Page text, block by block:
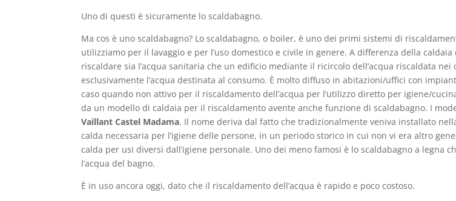
Uno di questi è sicuramente lo scaldabagno.
Ma cos è uno scaldabagno? Lo scaldabagno, o boiler, è uno dei primi sistemi di
utilizziamo per il lavaggio e per l’uso domestico e civile in genere. A differenza della
riscaldare sia l’acqua sanitaria che un edificio mediante il ricircolo dell’acqua riscaldata
esclusivamente l’acqua destinata al consumo. È molto diffuso in abitazioni/uffici con
caso quando non attivo per il riscaldamento dell’acqua per l’utilizzo diretto per igiene/
da un modello di caldaia per il riscaldamento avente anche funzione di scaldabagno. I
Vaillant Castel Madama. Il nome deriva dal fatto che tradizionalmente veniva installato
calda necessaria per l’igiene delle persone, in un periodo storico in cui non vi era altro
calda per usi diversi dall’igiene personale. Uno dei meno famosi è lo scaldabagno a legna
l’acqua del bagno.
È in uso ancora oggi, dato che il riscaldamento dell’acqua è rapido e poco costoso.